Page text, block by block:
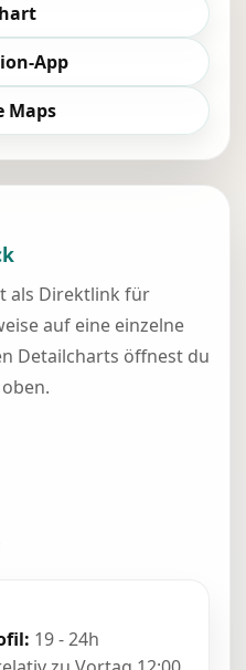
App
Maps
als Direktlink für
auf eine einzelne
Detailcharts öffnest du
19 - 24h